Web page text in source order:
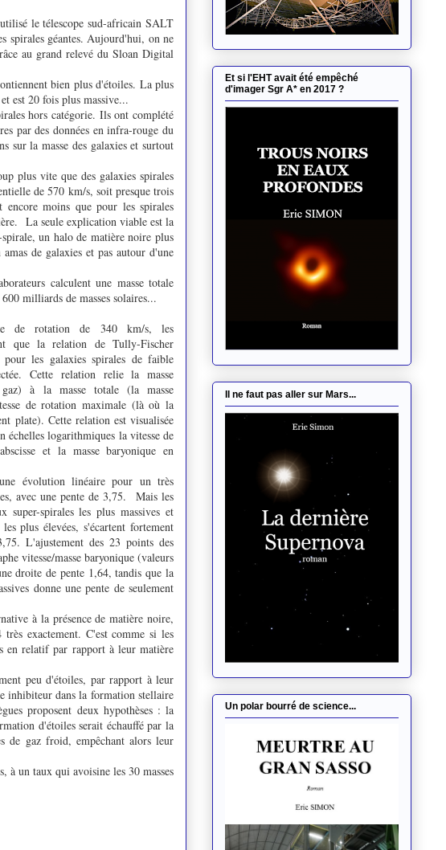
le télescope sud-africain SALT
spirales géantes. Aujourd'hui, on ne
au grand relevé du Sloan Digital
bien plus d'étoiles. La plus
est 20 fois plus massive...
hors catégorie. Ils ont complété
par des données en infra-rouge du
la masse des galaxies et surtout
plus vite que des galaxies spirales
de 570 km/s, soit presque trois
moins que pour les spirales
La seule explication viable est la
un halo de matière noire plus
de galaxies et pas autour d'une
calculent une masse totale
milliards de masses solaires...
de rotation de 340 km/s, les
que la relation de Tully-Fischer
les galaxies spirales de faible
Cette relation relie la masse
à la masse totale (la masse
de rotation maximale (là où la
plate). Cette relation est visualisée
échelles logarithmiques la vitesse de
et la masse baryonique en
évolution linéaire pour un très
avec une pente de 3,75. Mais les
super-spirales les plus massives et
plus élevées, s'écartent fortement
L'ajustement des 23 points des
vitesse/masse baryonique (valeurs
droite de pente 1,64, tandis que la
donne une pente de seulement
à la présence de matière noire,
exactement. C'est comme si les
en relatif par rapport à leur matière
peu d'étoiles, par rapport à leur
inhibiteur dans la formation stellaire
proposent deux hypothèses : la
d'étoiles serait échauffé par la
de gaz froid, empêchant alors leur
à un taux qui avoisine les 30 masses
Et si l'EHT avait été empêché
d'imager Sgr A* en 2017 ?
Il ne faut pas aller sur Mars...
Un polar bourré de science...